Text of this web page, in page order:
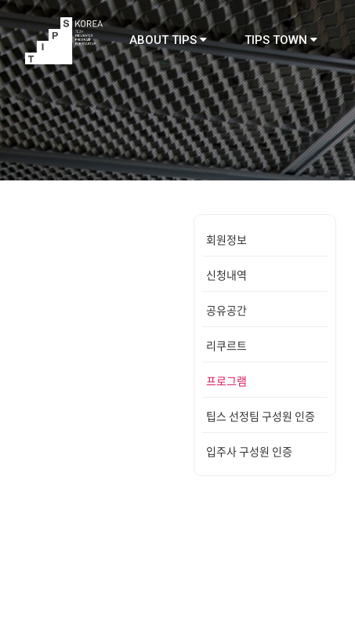
TIPS
ABOUT TIPS TIPS TOWN
회원정보
신청내역
공유공간
리쿠르트
프로그램
팁스 선정팀 구성원 인증
입주사 구성원 인증